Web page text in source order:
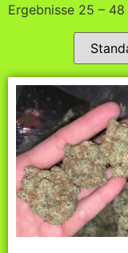
Ergebnisse 25 –